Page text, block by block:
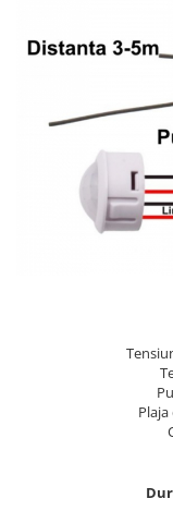
Comutatoare /
Buton on off
Senzori de miscare